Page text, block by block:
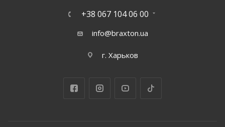
+38 067 104 06 00
info@braxton.ua
г. Харьков